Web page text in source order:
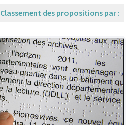
Classement des propositions par :